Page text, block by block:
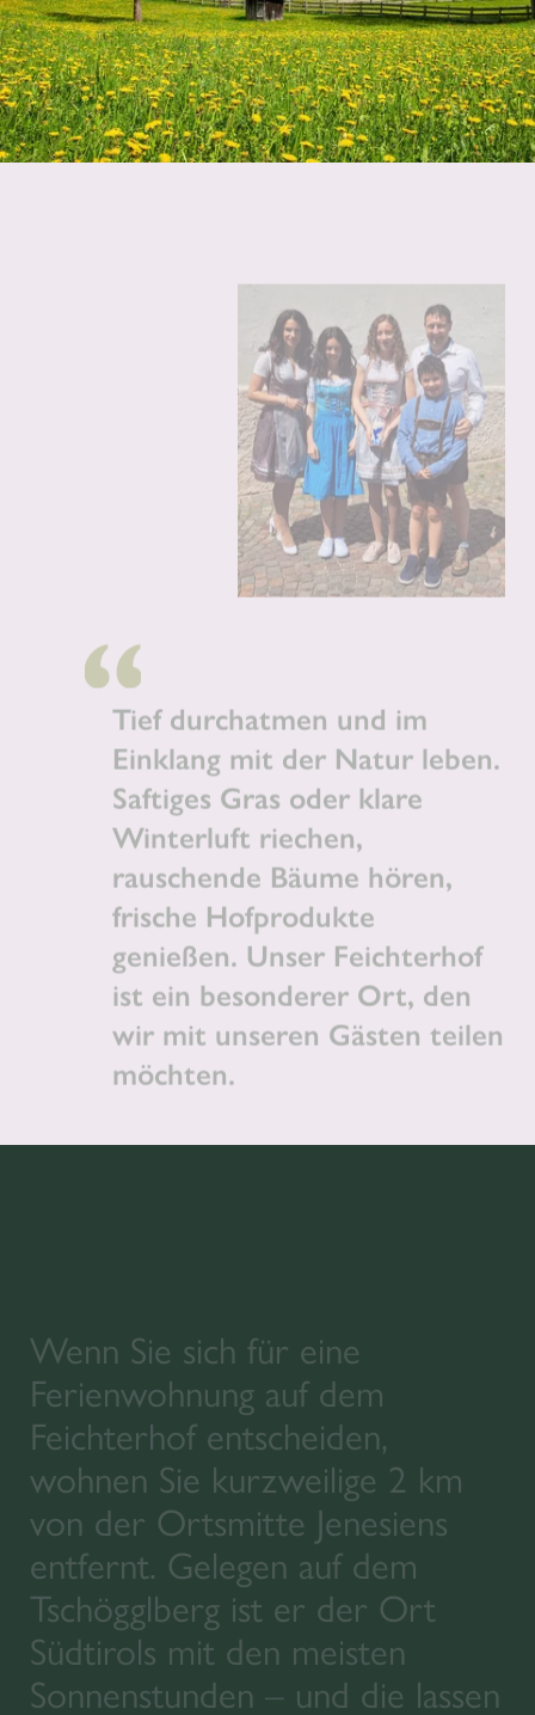
Tief durchatmen und im
Einklang mit der Natur leben.
Saftiges Gras oder klare
Winterluft riechen,
rauschende Bäume hören,
frische Hofprodukte
genießen. Unser Feichterhof
ist ein besonderer Ort, den
wir mit unseren Gästen teilen
möchten.
Wenn Sie sich für eine
Ferienwohnung auf dem
Feichterhof entscheiden,
wohnen Sie kurzweilige 2 km
von der Ortsmitte Jenesiens
entfernt. Gelegen auf dem
Tschögglberg ist er der Ort
Südtirols mit den meisten
Sonnenstunden – und die lassen